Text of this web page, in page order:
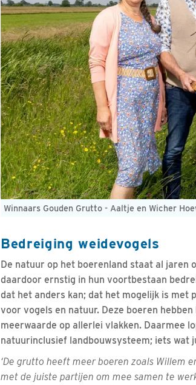
Winnaars Gouden Grutto - Aaltje en Wicher
Bedreiging weidevogels
De natuur op het boerenland staat al jaren
daardoor ernstig in hun voortbestaan
dat het anders kan; dat het mogelijk is met
voor vogels en natuur. Deze boeren
meerwaarde op allerlei vlakken. Daarmee
natuurinclusief landbouwsysteem; iets wat
‘De grutto heeft meer boeren zoals Willem
met de juiste partijen om mee samen te